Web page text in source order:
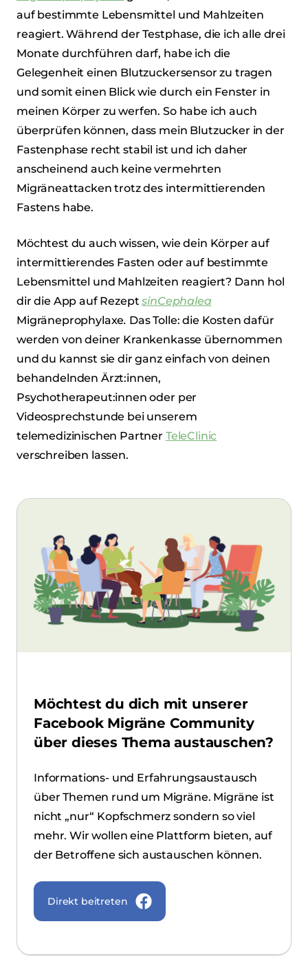
auf bestimmte Lebensmittel und Mahlzeiten
reagiert. Während der Testphase, die ich alle drei
Monate durchführen darf, habe ich die
Gelegenheit einen Blutzuckersensor zu tragen
und somit einen Blick wie durch ein Fenster in
meinen Körper zu werfen. So habe ich auch
überprüfen können, dass mein Blutzucker in der
Fastenphase recht stabil ist und ich daher
anscheinend auch keine vermehrten
Migräneattacken trotz des intermittierenden
Fastens habe.
Möchtest du auch wissen, wie dein Körper auf
intermittierendes Fasten oder auf bestimmte
Lebensmittel und Mahlzeiten reagiert? Dann hol
dir die App auf RezeptsinCephalea
Migräneprophylaxe. Das Tolle: die Kosten dafür
werden von deiner Krankenkasse übernommen
und du kannst sie dir ganz einfach von deinen
behandelnden Ärzt:innen,
Psychotherapeut:innen oder per
Videosprechstunde bei unserem
telemedizinischen Partner TeleClinic
verschreiben lassen.
Möchtest du dich mit unserer
Facebook Migräne Community
über dieses Thema austauschen?
Informations- und Erfahrungsaustausch
über Themen rund um Migräne. Migräne ist
nicht „nur“ Kopfschmerz sondern so viel
mehr. Wir wollen eine Plattform bieten, auf
der Betroffene sich austauschen können.
Direkt beitreten